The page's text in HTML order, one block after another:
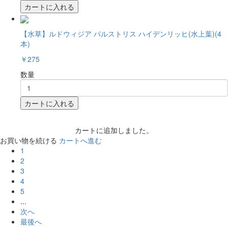
カートに入れる
【水草】ルドウィジア パルストリス ハイデンリッヒ(水上葉)(4
本)
￥275
数量
カートに入れる
カートに追加しました。
お買い物を続ける カートへ進む
1
2
3
4
5
...
次へ
最後へ